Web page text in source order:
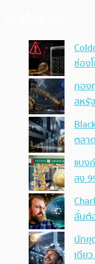
ช่อง
กอง
สหรั
ตลา
แบง
ลง
ลั่นต้
นักขุ
เดีย